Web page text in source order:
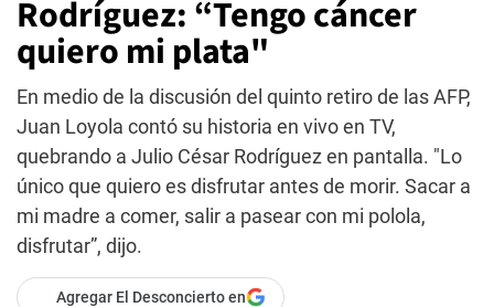
Rodríguez: “Tengo cáncer
quiero mi plata"
En medio de la discusión del quinto retiro de las AFP,
Juan Loyola contó su historia en vivo en TV,
quebrando a Julio César Rodríguez en pantalla. "Lo
único que quiero es disfrutar antes de morir. Sacar a
mi madre a comer, salir a pasear con mi polola,
disfrutar”, dijo.
Agregar El Desconcierto en